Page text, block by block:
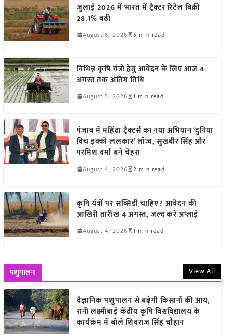
जुलाई 2026 में भारत में ट्रैक्टर रिटेल बिक्री
28.1% बढ़ी
August 6, 2026 5 min read
विभिन्न कृषि यंत्रों हेतु आवेदन के लिए आज 4
अगस्त तक अंतिम तिथि
August 5, 2026 1 min read
पंजाब में महिंद्रा ट्रैक्टर्स का नया अभियान ‘दुनिया
विच इक्को ललकार’ लॉन्च, सुखबीर सिंह और
परमिश वर्मा बने चेहरा
August 4, 2026 2 min read
कृषि यंत्रों पर सब्सिडी चाहिए? आवेदन की
आखिरी तारीख 4 अगस्त, जल्द करें अप्लाई
August 4, 2026 1 min read
पशुपालन View All
वैज्ञानिक पशुपालन से बढ़ेगी किसानों की आय,
रानी लक्ष्मीबाई केंद्रीय कृषि विश्वविद्यालय के
कार्यक्रम में बोले शिवराज सिंह चौहान